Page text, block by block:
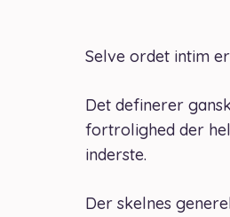
Selve ordet intim
Det definerer
fortrolighed der
inderste.
Der skelnes